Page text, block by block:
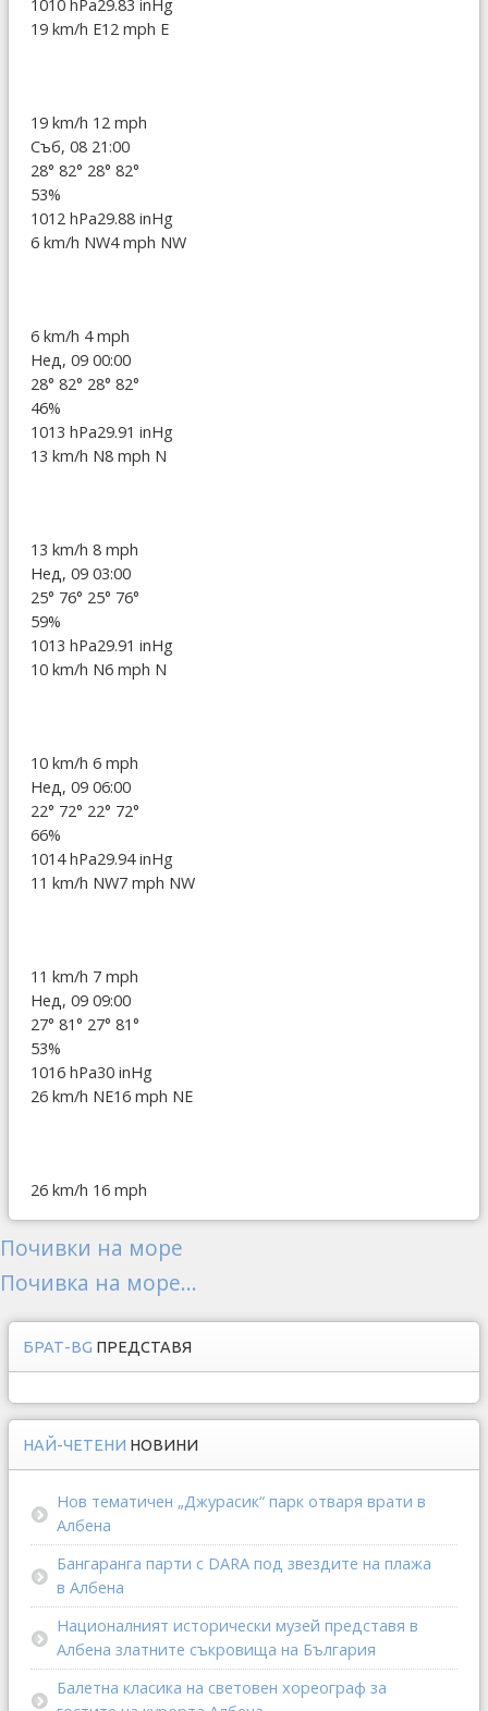
1010 hPa29.83 inHg
19 km/h E12 mph E
19 km/h 12 mph
Съб, 08 21:00
28° 82° 28° 82°
53%
1012 hPa29.88 inHg
6 km/h NW4 mph NW
6 km/h 4 mph
Нед, 09 00:00
28° 82° 28° 82°
46%
1013 hPa29.91 inHg
13 km/h N8 mph N
13 km/h 8 mph
Нед, 09 03:00
25° 76° 25° 76°
59%
1013 hPa29.91 inHg
10 km/h N6 mph N
10 km/h 6 mph
Нед, 09 06:00
22° 72° 22° 72°
66%
1014 hPa29.94 inHg
11 km/h NW7 mph NW
11 km/h 7 mph
Нед, 09 09:00
27° 81° 27° 81°
53%
1016 hPa30 inHg
26 km/h NE16 mph NE
26 km/h 16 mph
Почивки на море
Почивка на море...
БРАТ-BG ПРЕДСТАВЯ
НАЙ-ЧЕТЕНИ НОВИНИ
Нов тематичен „Джурасик“ парк отваря врати в
Албена
Бангаранга парти с DARA под звездите на плажа
в Албена
Националният исторически музей представя в
Албена златните съкровища на България
Балетна класика на световен хореограф за